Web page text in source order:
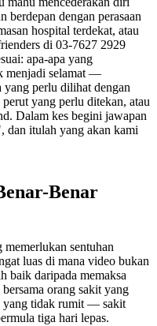
dengan perasaan
hospital terdekat, atau
di 03-7627 2929
apa-apa yang
menjadi selamat —
perlu dilihat dengan
yang perlu ditekan, atau
Dalam kes begini jawapan
itulah yang akan kami
Benar
memerlukan sentuhan
luas di mana video bukan
baik daripada memaksa
orang sakit yang
yang tidak rumit — sakit
tiga hari lepas.